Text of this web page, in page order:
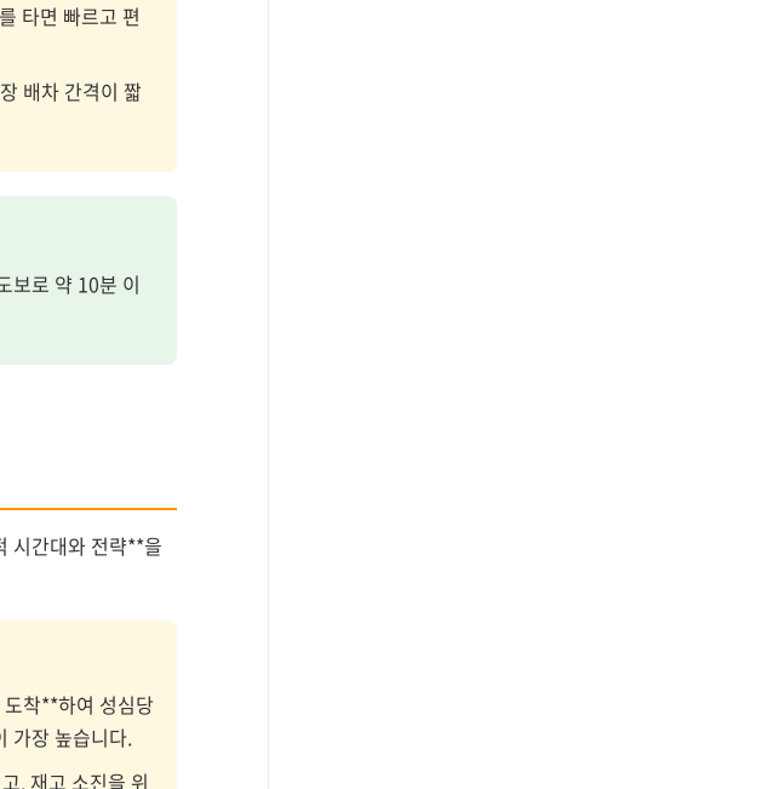
타면 빠르고 편
배차 간격이 짧
보로 약 10분 이
시간대와 전략**을
착**하여 성심당
가장 높습니다.
, 재고 소진을 위